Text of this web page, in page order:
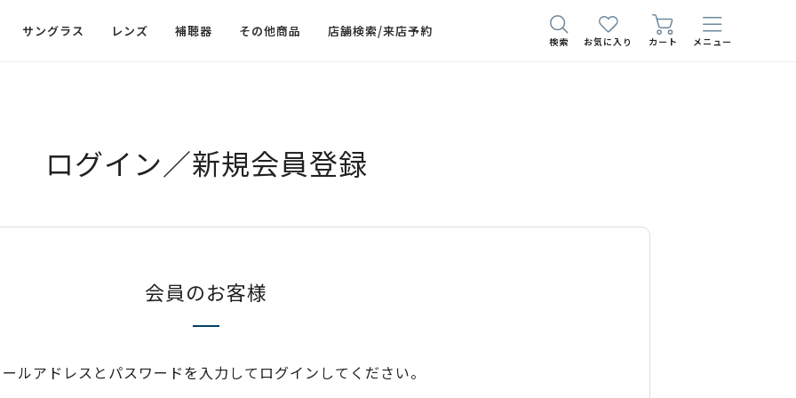
サングラス レンズ 補聴器 その他商品 店舗検索/来店予約
検索 お気に入り カート メニュー
ログイン／新規会員登録
会員のお客様
ルアドレスとパスワードを入力してログインしてください。